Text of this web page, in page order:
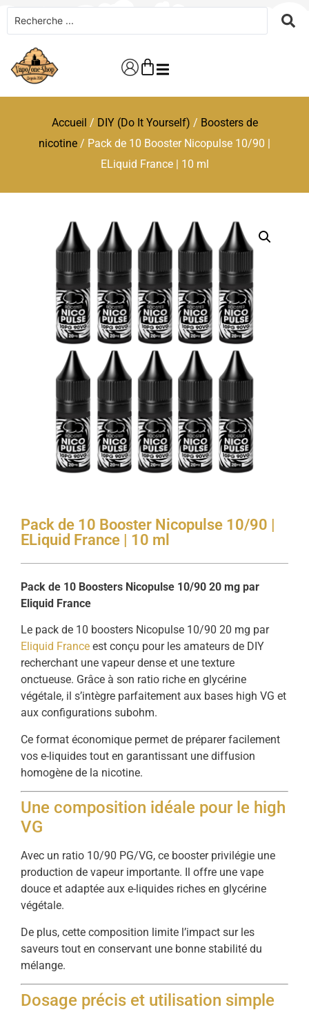
Accueil / DIY (Do It Yourself) / Boosters de
nicotine / Pack de 10 Booster Nicopulse 10/90 |
ELiquid France | 10 ml
Pack de 10 Booster Nicopulse 10/90 |
ELiquid France | 10 ml
Pack de 10 Boosters Nicopulse 10/90 20 mg par
Eliquid France
Le pack de 10 boosters Nicopulse 10/90 20 mg par
Eliquid France est conçu pour les amateurs de DIY
recherchant une vapeur dense et une texture
onctueuse. Grâce à son ratio riche en glycérine
végétale, il s’intègre parfaitement aux bases high VG et
aux configurations subohm.
Ce format économique permet de préparer facilement
vos e-liquides tout en garantissant une diffusion
homogène de la nicotine.
Une composition idéale pour le high
VG
Avec un ratio 10/90 PG/VG, ce booster privilégie une
production de vapeur importante. Il offre une vape
douce et adaptée aux e-liquides riches en glycérine
végétale.
De plus, cette composition limite l’impact sur les
saveurs tout en conservant une bonne stabilité du
mélange.
Dosage précis et utilisation simple